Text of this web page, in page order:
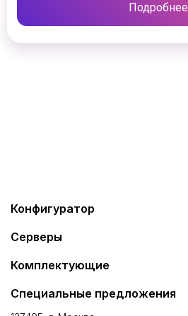
Подробнее
Конфигуратор
Серверы
Комплектующие
Специальные предложения